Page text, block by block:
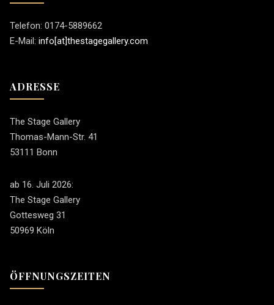
Telefon: 0174-5889662
E-Mail: info[at]thestagegallery.com
ADRESSE
The Stage Gallery
Thomas-Mann-Str. 41
53111 Bonn
ab 16. Juli 2026:
The Stage Gallery
Gottesweg 31
50969 Köln
ÖFFNUNGSZEITEN